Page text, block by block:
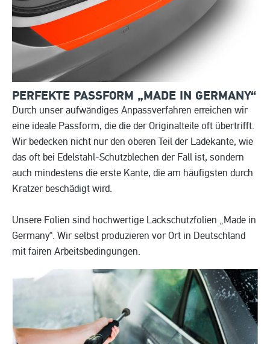
PERFEKTE PASSFORM „MADE IN GERMANY“
Durch unser aufwändiges Anpassverfahren erreichen wir
eine ideale Passform, die die der Originalteile oft übertrifft.
Wir bedecken nicht nur den oberen Teil der Ladekante, wie
das oft bei Edelstahl-Schutzblechen der Fall ist, sondern
auch mindestens die erste Kante, die am häufigsten durch
Kratzer beschädigt wird.
Unsere Folien sind hochwertige Lackschutzfolien „Made in
Germany“. Wir selbst produzieren vor Ort in Deutschland
mit fairen Arbeitsbedingungen.